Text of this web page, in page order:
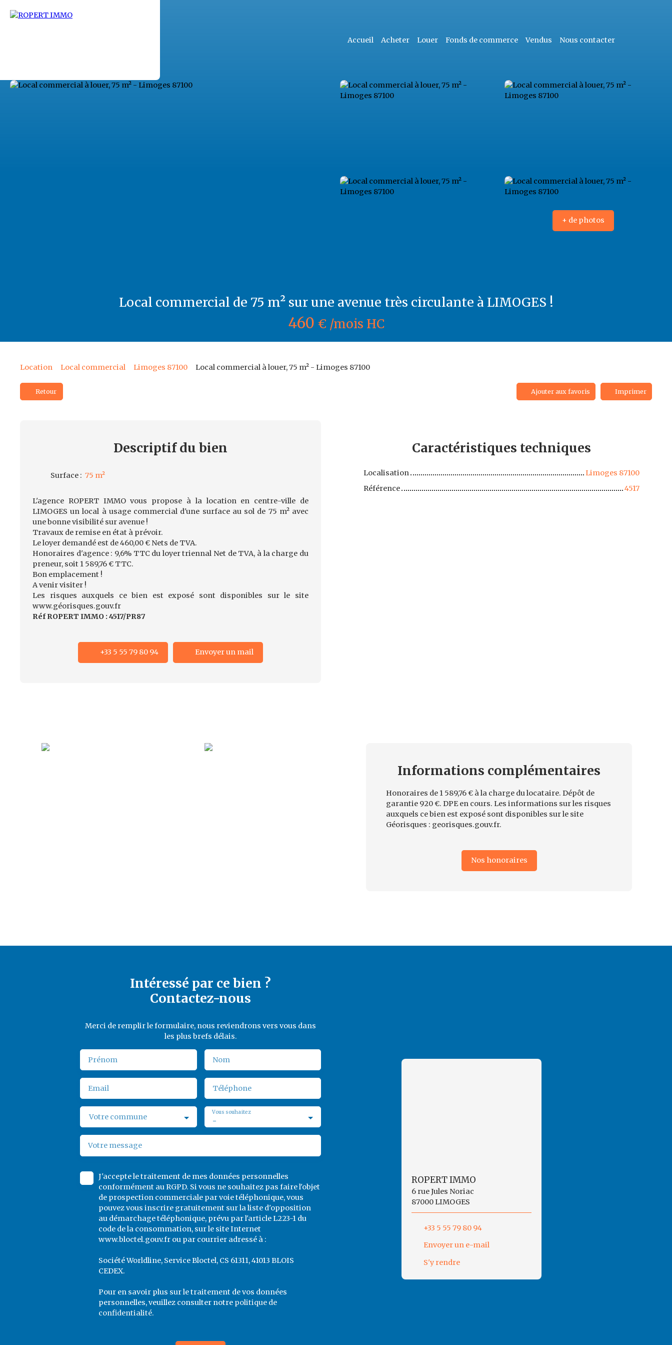
Accueil Acheter Louer Fonds de commerce Vendus Nous contacter
+ de photos
Local commercial de 75 m² sur une avenue très circulante à LIMOGES !
460 € /mois HC
Location Local commercial Limoges 87100 Local commercial à louer, 75 m² - Limoges 87100
Retour Ajouter aux favoris Imprimer
Descriptifdu bien
Surface : 75 m²
L'agence ROPERT IMMO vous propose à la location en centre-ville de
LIMOGES un local à usage commercial d'une surface au sol de 75 m² avec
une bonne visibilité sur avenue !
Travaux de remise en état à prévoir.
Le loyer demandé est de 460,00 € Nets de TVA.
Honoraires d'agence : 9,6% TTC du loyer triennal Net de TVA, à la charge du
preneur, soit 1 589,76 € TTC.
Bon emplacement !
A venir visiter !
Les risques auxquels ce bien est exposé sont disponibles sur le site
www.géorisques.gouv.fr
Réf ROPERT IMMO : 4517/PR87
+33 5 55 79 80 94 Envoyer un mail
Caractéristiques techniques
Localisation
Limoges 87100
Référence
4517
Informations complémentaires
Honoraires de 1 589,76 € à la charge du locataire. Dépôt de
garantie 920 €. DPE en cours. Les informations sur les risques
auxquels ce bien est exposé sont disponibles sur le site
Géorisques : georisques.gouv.fr.
Nos honoraires
Intéressé par ce bien ?
Contactez-nous
Merci de remplir le formulaire, nous reviendrons vers vous dans
les plus brefs délais.
Prénom Nom
Email Téléphone
Votre commune -
Vous souhaitez
Votre message
J'accepte le traitement de mes données personnelles
conformément au RGPD. Si vous ne souhaitez pas faire l'objet
de prospection commerciale par voie téléphonique, vous
pouvez vous inscrire gratuitement sur la liste d'opposition
au démarchage téléphonique, prévu par l'article L223-1 du
code de la consommation, sur le site Internet
www.bloctel.gouv.fr ou par courrier adressé à :
Société Worldline, Service Bloctel, CS 61311, 41013 BLOIS
CEDEX.
Pour en savoir plus sur le traitement de vos données
personnelles, veuillez consulter notre politique de
confidentialité.
ROPERT IMMO
6 rue Jules Noriac
87000 LIMOGES
+33 5 55 79 80 94
Envoyer un e-mail
S'y rendre